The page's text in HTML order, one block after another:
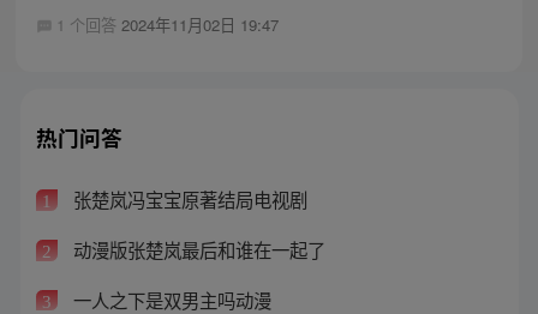
1 个回答 2024年11月02日 19:47
热门问答
1 张楚岚冯宝宝原著结局电视剧
2 动漫版张楚岚最后和谁在一起了
3 一人之下是双男主吗动漫